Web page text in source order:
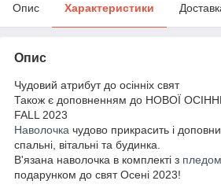
Опис Характеристики
Опис
Чудовий атрибут до осінніх свят
Також є доповненням до НОВОЇ
FALL 2023
Наволочка чудово прикрасить і
спальні, вітальні та будинка.
В'язана наволочка в комплекті з пледом
подарунком до свят Осені 2023!